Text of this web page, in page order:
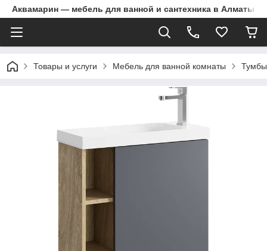
Аквамарин — мебель для ванной и сантехника в Алматы |
Товары и услуги Мебель для ванной комнаты